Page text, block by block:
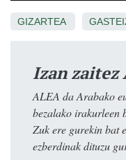
GIZARTEA
Izan zaitez
ALEA da Arabako
bezalako irakurleen
Zuk ere gurekin bat
ezberdinak dituzu